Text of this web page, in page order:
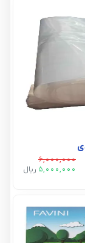
6,000,000
5,000,000 ريال